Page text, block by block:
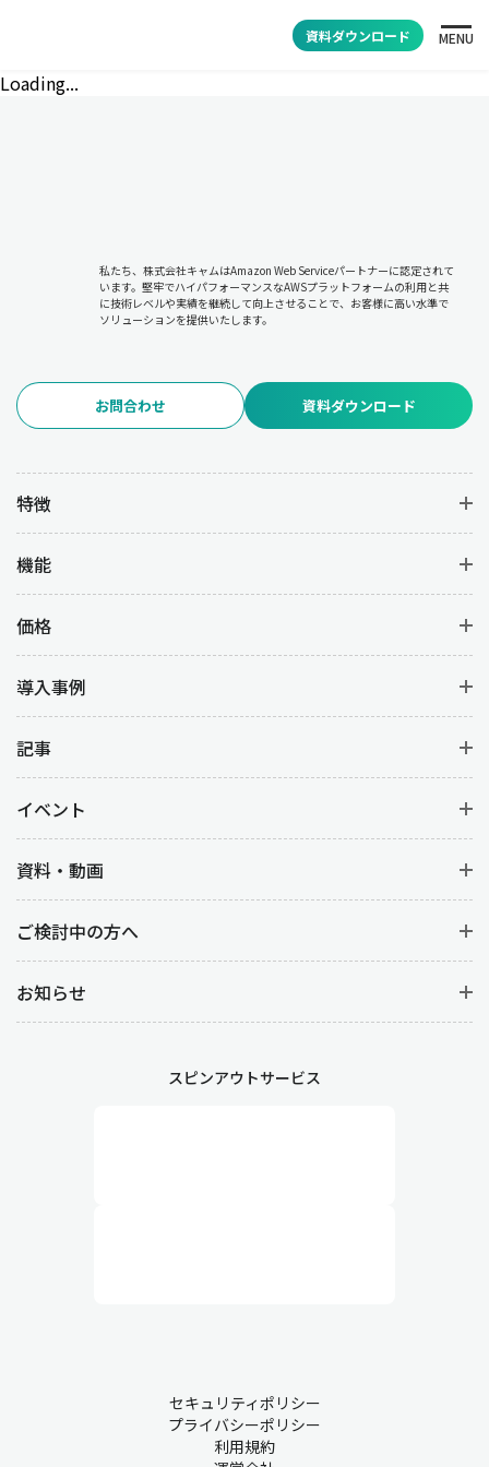
資料ダウンロード MENU
Loading...
私たち、株式会社キャムはAmazon Web Serviceパートナーに認定されて
います。堅牢でハイパフォーマンスなAWSプラットフォームの利用と共
に技術レベルや実績を継続して向上させることで、お客様に高い水準で
ソリューションを提供いたします。
お問合わせ 資料ダウンロード
特徴
機能
価格
導入事例
記事
イベント
資料・動画
ご検討中の方へ
お知らせ
スピンアウトサービス
セキュリティポリシー
プライバシーポリシー
利用規約